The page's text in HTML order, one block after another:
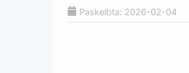
Paskelbta: 2026-02-04